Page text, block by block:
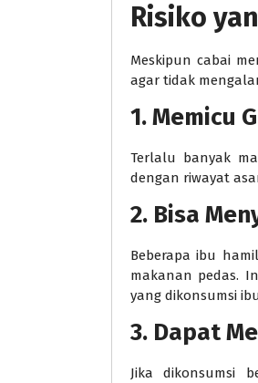
Risiko
Meskipun cabai
agar tidak
1. Memicu
Terlalu banyak
dengan riwayat
2. Bisa
Beberapa ibu
makanan pedas.
yang dikonsumsi
3. Dapat
Jika dikonsumsi